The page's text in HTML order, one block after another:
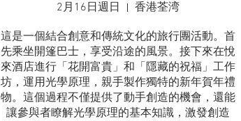
2月16日週日 香港荃湾
這是一個結合創意和傳統文化的旅行團活動。首
先乘坐開篷巴士，享受沿途的風景。接下來在悅
來酒店進行「花開富貴」和「隱藏的祝福」工作
坊，運用光學原理，親手製作獨特的新年賀年禮
物。這個過程不僅提供了動手創造的機會，還能
讓參與者瞭解光學原理的基本知識，激發創造